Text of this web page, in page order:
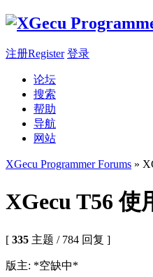
注册Register 登录
论坛
搜索
帮助
导航
网站
XGecu Programmer Forums »
XGecu T56 使
[ 335 主题 / 784 回复 ]
版主: *空缺中*